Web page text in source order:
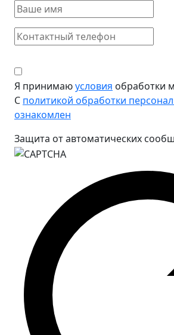
Я принимаюусловия обработки
С политикой обработки
ознакомлен
Защита от автоматических